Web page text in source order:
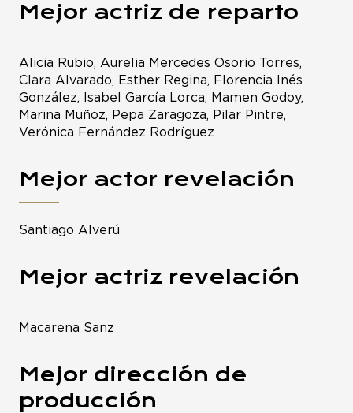
Mejor actriz de reparto
Alicia Rubio, Aurelia Mercedes Osorio Torres,
Clara Alvarado, Esther Regina, Florencia Inés
González, Isabel García Lorca, Mamen Godoy,
Marina Muñoz, Pepa Zaragoza, Pilar Pintre,
Verónica Fernández Rodríguez
Mejor actor revelación
Santiago Alverú
Mejor actriz revelación
Macarena Sanz
Mejor dirección de
producción